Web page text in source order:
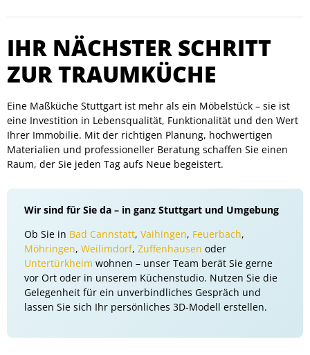
IHR NÄCHSTER SCHRITT
ZUR TRAUMKÜCHE
Eine Maßküche Stuttgart ist mehr als ein Möbelstück – sie ist
eine Investition in Lebensqualität, Funktionalität und den Wert
Ihrer Immobilie. Mit der richtigen Planung, hochwertigen
Materialien und professioneller Beratung schaffen Sie einen
Raum, der Sie jeden Tag aufs Neue begeistert.
Wir sind für Sie da – in ganz Stuttgart und Umgebung
Ob Sie in Bad Cannstatt, Vaihingen, Feuerbach,
Möhringen, Weilimdorf, Zuffenhausen oder
Untertürkheim wohnen – unser Team berät Sie gerne
vor Ort oder in unserem Küchenstudio. Nutzen Sie die
Gelegenheit für ein unverbindliches Gespräch und
lassen Sie sich Ihr persönliches 3D-Modell erstellen.